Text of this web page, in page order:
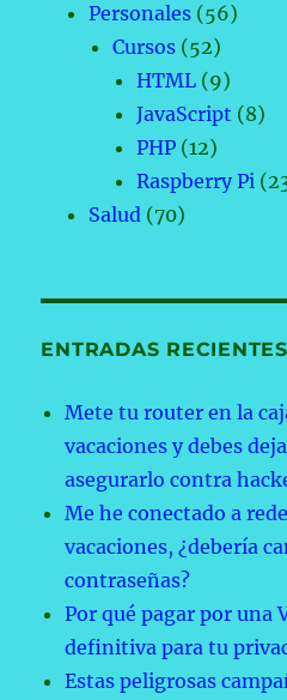
Personales (56)
Cursos (52)
HTML (9)
JavaScript (8)
PHP (12)
Raspberry Pi
Salud (70)
ENTRADAS RECIENTES
Mete tu router en la
vacaciones y debes
asegurarlo contra
Me he conectado a
vacaciones, ¿debería
contraseñas?
Por qué pagar por una
definitiva para tu
Estas peligrosas